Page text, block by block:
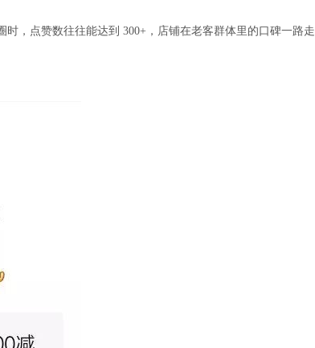
时，点赞数往往能达到 300+，店铺在老客群体里的口碑一路走